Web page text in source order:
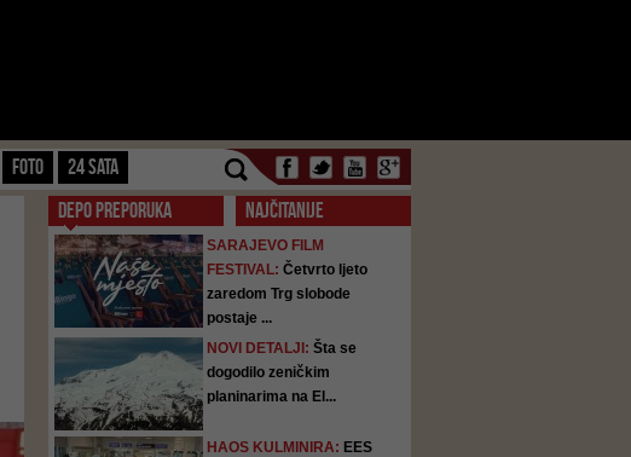
FOTO 24 SATA
DEPO PREPORUKA NAJČITANIJE
SARAJEVO FILM
FESTIVAL: Četvrto ljeto
zaredom Trg slobode
postaje ...
NOVI DETALJI: Šta se
dogodilo zeničkim
planinarima na El...
HAOS KULMINIRA: EES